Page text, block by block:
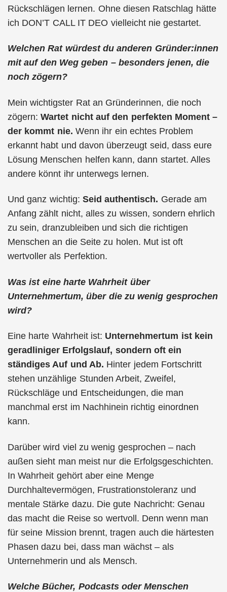
Rückschlägen lernen. Ohne diesen Ratschlag hätte
ich DON’T CALL IT DEO vielleicht nie gestartet.
Welchen Rat würdest du anderen Gründer:innen
mit auf den Weg geben – besonders jenen, die
noch zögern?
Mein wichtigster Rat an Gründerinnen, die noch
zögern:Wartet nicht auf den perfekten Moment –
der kommt nie. Wenn ihr ein echtes Problem
erkannt habt und davon überzeugt seid, dass eure
Lösung Menschen helfen kann, dann startet. Alles
andere könnt ihr unterwegs lernen.
Und ganz wichtig: Seid authentisch. Gerade am
Anfang zählt nicht, alles zu wissen, sondern ehrlich
zu sein, dranzubleiben und sich die richtigen
Menschen an die Seite zu holen. Mut ist oft
wertvoller als Perfektion.
Was ist eine harte Wahrheit über
Unternehmertum, über die zu wenig gesprochen
wird?
Eine harte Wahrheit ist: Unternehmertum ist kein
geradliniger Erfolgslauf, sondern oft ein
ständiges Auf und Ab. Hinter jedem Fortschritt
stehen unzählige Stunden Arbeit, Zweifel,
Rückschläge und Entscheidungen, die man
manchmal erst im Nachhinein richtig einordnen
kann.
Darüber wird viel zu wenig gesprochen – nach
außen sieht man meist nur die Erfolgsgeschichten.
In Wahrheit gehört aber eine Menge
Durchhaltevermögen, Frustrationstoleranz und
mentale Stärke dazu. Die gute Nachricht: Genau
das macht die Reise so wertvoll. Denn wenn man
für seine Mission brennt, tragen auch die härtesten
Phasen dazu bei, dass man wächst – als
Unternehmerin und als Mensch.
Welche Bücher, Podcasts oder Menschen